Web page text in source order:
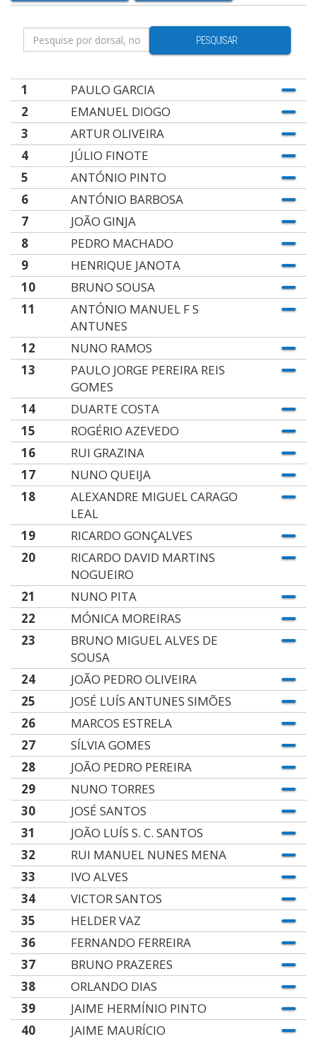
PESQUISAR
1
PAULO GARCIA
2
EMANUEL DIOGO
3
ARTUR OLIVEIRA
4
JÚLIO FINOTE
5
ANTÓNIO PINTO
6
ANTÓNIO BARBOSA
7
JOÃO GINJA
8
PEDRO MACHADO
9
HENRIQUE JANOTA
10
BRUNO SOUSA
11
ANTÓNIO MANUEL F S
ANTUNES
12
NUNO RAMOS
13
PAULO JORGE PEREIRA REIS
GOMES
14
DUARTE COSTA
15
ROGÉRIO AZEVEDO
16
RUI GRAZINA
17
NUNO QUEIJA
18
ALEXANDRE MIGUEL CARAGO
LEAL
19
RICARDO GONÇALVES
20
RICARDO DAVID MARTINS
NOGUEIRO
21
NUNO PITA
22
MÓNICA MOREIRAS
23
BRUNO MIGUEL ALVES DE
SOUSA
24
JOÃO PEDRO OLIVEIRA
25
JOSÉ LUÍS ANTUNES SIMÕES
26
MARCOS ESTRELA
27
SÍLVIA GOMES
28
JOÃO PEDRO PEREIRA
29
NUNO TORRES
30
JOSÉ SANTOS
31
JOÃO LUÍS S. C. SANTOS
32
RUI MANUEL NUNES MENA
33
IVO ALVES
34
VICTOR SANTOS
35
HELDER VAZ
36
FERNANDO FERREIRA
37
BRUNO PRAZERES
38
ORLANDO DIAS
39
JAIME HERMÍNIO PINTO
40
JAIME MAURÍCIO